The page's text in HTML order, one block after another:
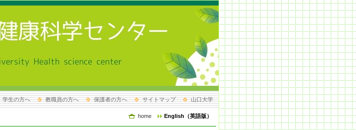
学生の方へ 教職員の方へ 保護者の方へ サイトマップ 山口大学
home English（英語版）